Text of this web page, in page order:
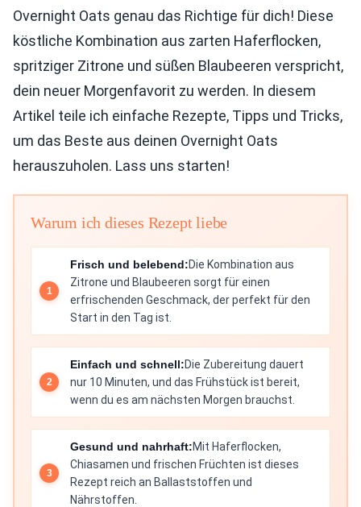
Overnight Oats genau das Richtige für dich! Diese
köstliche Kombination aus zarten Haferflocken,
spritziger Zitrone und süßen Blaubeeren verspricht,
dein neuer Morgenfavorit zu werden. In diesem
Artikel teile ich einfache Rezepte, Tipps und Tricks,
um das Beste aus deinen Overnight Oats
herauszuholen. Lass uns starten!
Warum ich dieses Rezept liebe
Frisch und belebend:Die Kombination aus
Zitrone und Blaubeeren sorgt für einen
erfrischenden Geschmack, der perfekt für den
Start in den Tag ist.
Einfach und schnell:Die Zubereitung dauert
nur 10 Minuten, und das Frühstück ist bereit,
wenn du es am nächsten Morgen brauchst.
Gesund und nahrhaft:Mit Haferflocken,
Chiasamen und frischen Früchten ist dieses
Rezept reich an Ballaststoffen und
Nährstoffen.